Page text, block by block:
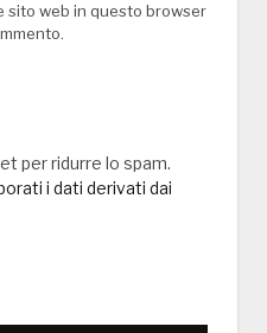
sito web in questo browser
per ridurre lo spam.
i dati derivati dai